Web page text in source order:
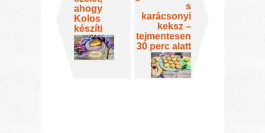
ahogy
Kolos
készíti
s
karácsonyi
keksz –
tejmentesen
30 perc alatt